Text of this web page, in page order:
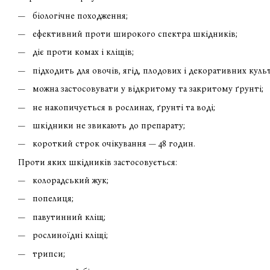
біологічне походження;
ефективний проти широкого спектра шкідників;
діє проти комах і кліщів;
підходить для овочів, ягід, плодових і декоративних
можна застосовувати у відкритому та закритому ґрунті;
не накопичується в рослинах, ґрунті та воді;
шкідники не звикають до препарату;
короткий строк очікування — 48 годин.
Проти яких шкідників застосовується:
колорадський жук;
попелиця;
павутинний кліщ;
рослиноїдні кліщі;
трипси;